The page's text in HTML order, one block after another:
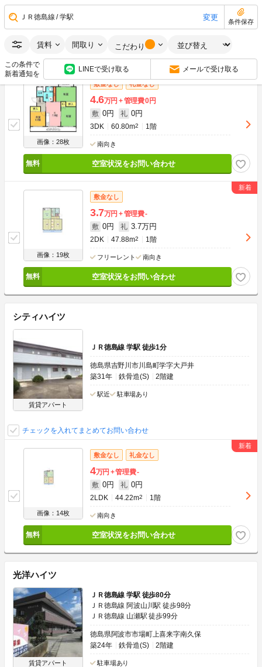
ＪＲ徳島線 学駅 変更
条件保存
賃料 間取り こだわり
この条件で
新着通知を
LINEで受け取る メールで受け取る
画像：28枚 南向き
空室状況をお問い合わせ
画像：28枚
敷金なし 礼金なし
4.6万円 管理費0円
敷 0円 礼 0円
3DK 60.80m2 1階
南向き
空室状況をお問い合わせ
画像：19枚
敷金なし
3.7万円 管理費-
敷 0円 礼 3.7万円
2DK 47.88m2 1階
フリーレント 南向き
空室状況をお問い合わせ
シティハイツ
賃貸アパート
ＪＲ徳島線 学駅 徒歩1分
徳島県吉野川市川島町学字大戸井
築31年
鉄骨造(S) 2階建
駅近 駐車場あり
チェックを入れてまとめてお問い合わせ
画像：14枚
敷金なし 礼金なし
4万円 管理費-
敷 0円 礼 0円
2LDK 44.22m2 1階
南向き
空室状況をお問い合わせ
光洋ハイツ
賃貸アパート
ＪＲ徳島線 学駅 徒歩80分
ＪＲ徳島線 阿波山川駅 徒歩98分
ＪＲ徳島線 山瀬駅 徒歩99分
徳島県阿波市市場町上喜来字南久保
築24年
鉄骨造(S) 2階建
駐車場あり